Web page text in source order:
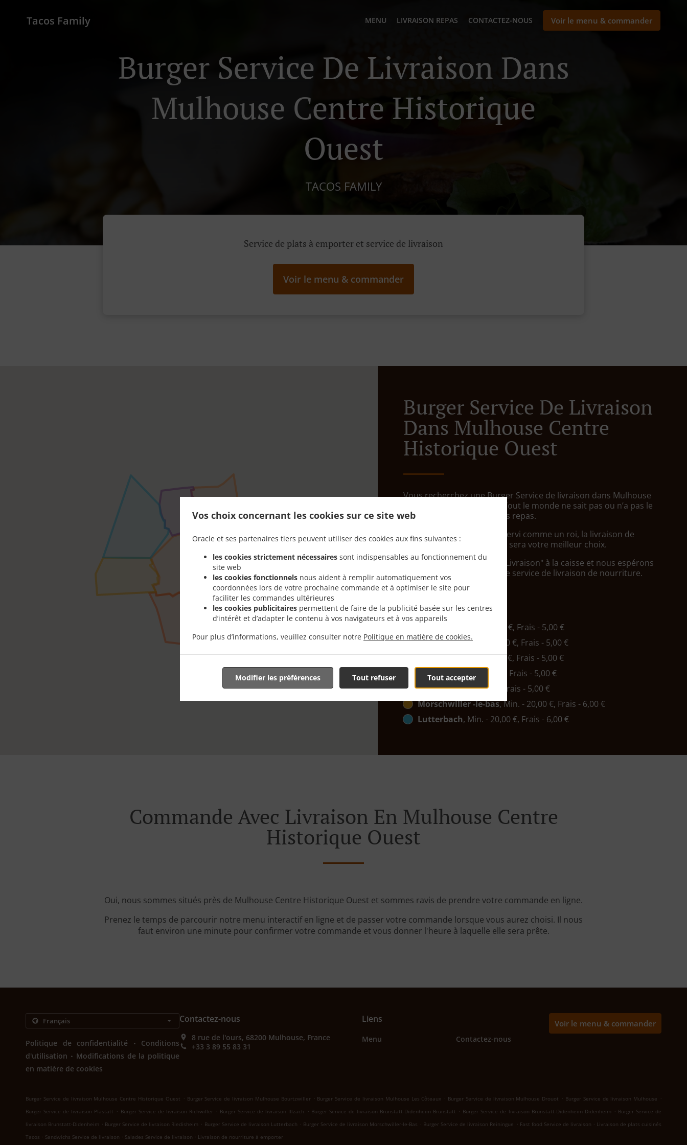
Vos choix concernant les cookies sur ce site web
Oracle et ses partenaires tiers peuvent utiliser des cookies aux fins suivantes :
les cookies strictement nécessaires sont indispensables au fonctionnement du
site web
les cookies fonctionnels nous aident à remplir automatiquement vos
coordonnées lors de votre prochaine commande et à optimiser le site pour
faciliter les commandes ultérieures
les cookies publicitaires permettent de faire de la publicité basée sur les centres
d’intérêt et d’adapter le contenu à vos navigateurs et à vos appareils
Pour plus d’informations, veuillez consulter notre Politique en matière de cookies.
Tout accepter
Tout refuser
Modifier les préférences
Tacos Family MENU LIVRAISON REPAS CONTACTEZ-NOUS Voir le menu & commander
Burger Service De Livraison Dans
Mulhouse Centre Historique
Ouest
TACOS FAMILY
Service de plats à emporter et service de livraison
Voir le menu & commander
Burger Service De Livraison
Dans Mulhouse Centre
Historique Ouest
Vous recherchez une Burger Service de livraison dans Mulhouse
Centre Historique Ouest? Tout le monde ne sait pas ou n’a pas le
temps de preparer un bons repas.
Lorsque vous voulez être servi comme un roi, la livraison de
nourriture de Tacos Family sera votre meilleur choix.
Sélectionnez simplement "Livraison" à la caisse et nous espérons
que vous apprécierez notre service de livraison de nourriture.
, Min. - 15,00 €, Frais - 5,00 €
Didenheim, Min. - 20,00 €, Frais - 5,00 €
Brunstatt, Min. - 20,00 €, Frais - 5,00 €
Pfastatt
, Min. - 20,00 €, Frais - 5,00 €
Zone 1, Min. - 20,00 €, Frais - 5,00 €
Morschwiller -le-bas, Min. - 20,00 €, Frais - 6,00 €
Lutterbach, Min. - 20,00 €, Frais - 6,00 €
Commande Avec Livraison En Mulhouse Centre
Historique Ouest
Oui, nous sommes situés près de Mulhouse Centre Historique Ouest et sommes ravis de prendre votre commande en ligne.
Prenez le temps de parcourir notre menu interactif en ligne et de passer votre commande lorsque vous aurez choisi. Il nous
faut environ une minute pour confirmer votre commande et vous donner l'heure à laquelle elle sera prête.
Politique de confidentialité .
Conditions
d'utilisation . Modifications de la politique
en matière de cookies
Contactez-nous
8 rue de l'ours, 68200 Mulhouse, France
+33 3 89 55 83 31
Liens
Menu Contactez-nous
Voir le menu & commander
Burger Service de livraison Mulhouse Centre Historique Ouest . Burger Service de livraison Mulhouse Bourtzwiller . Burger Service de livraison Mulhouse Les Côteaux . Burger Service de livraison Mulhouse Drouot . Burger Service de livraison Mulhouse .
Burger Service de livraison Pfastatt . Burger Service de livraison Richwiller . Burger Service de livraison Illzach . Burger Service de livraison Brunstatt-Didenheim Brunstatt . Burger Service de livraison Brunstatt-Didenheim Didenheim . Burger Service de
livraison Brunstatt-Didenheim . Burger Service de livraison Riedisheim . Burger Service de livraison Lutterbach . Burger Service de livraison Morschwiller-le-Bas . Burger Service de livraison Reiningue . Fast food Service de livraison . Livraison de plats cuisinés
Tacos . Sandwichs Service de livraison . Salades Service de livraison . Livraison de nourriture à emporter